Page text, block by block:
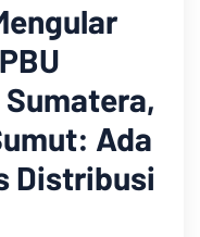
Ada
Distribusi